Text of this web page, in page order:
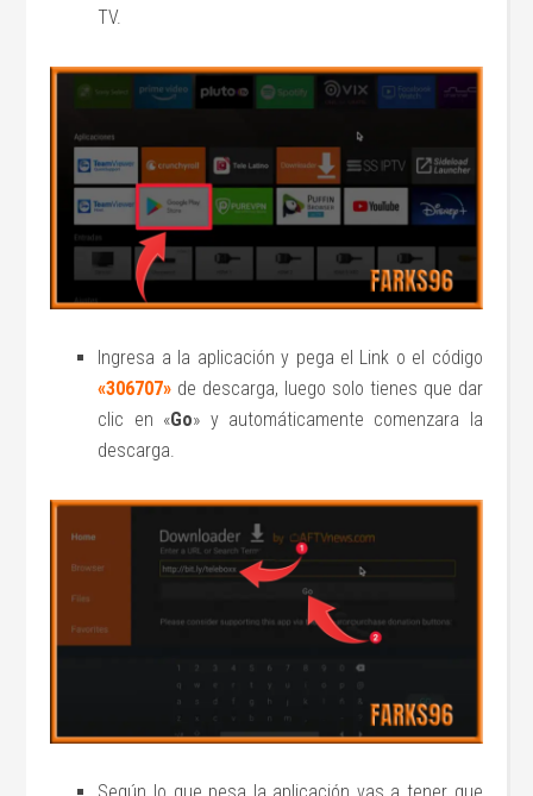
TV.
Ingresa a la aplicación y pega el Link o el código
«306707» de descarga, luego solo tienes que dar
clic en «Go» y automáticamente comenzara la
descarga.
Según lo que pesa la aplicación vas a tener que